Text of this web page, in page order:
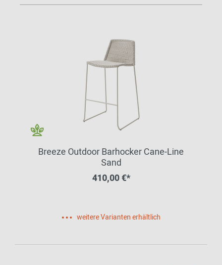
Breeze Outdoor Barhocker Cane-Line
Sand
410,00 €*
weitere Varianten erhältlich